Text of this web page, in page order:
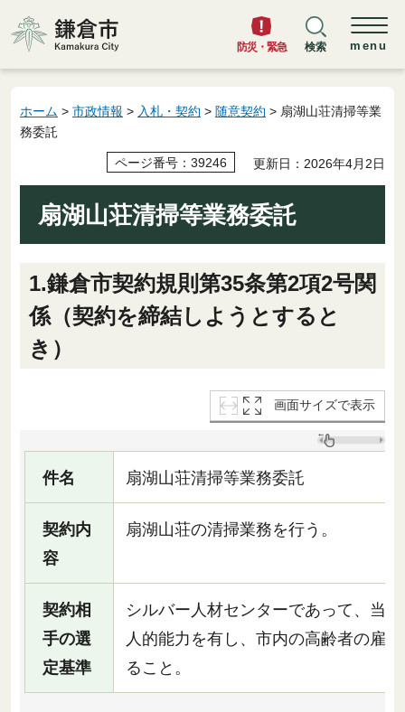
鎌倉市
防災・緊急 検索 menu
ホーム > 市政情報 > 入札・契約 > 随意契約 > 扇湖山荘清掃等業
務委託
ページ番号：39246 更新日：2026年4月2日
扇湖山荘清掃等業務委託
1.鎌倉市契約規則第35条第2項2号関
係（契約を締結しようとすると
き）
画面サイズで表示
件名 扇湖山荘清掃等業務委託
契約内
容
扇湖山荘の清掃業務を行う。
契約相
手の選
定基準
シルバー人材センターであって、当
人的能力を有し、市内の高齢者の雇
ること。